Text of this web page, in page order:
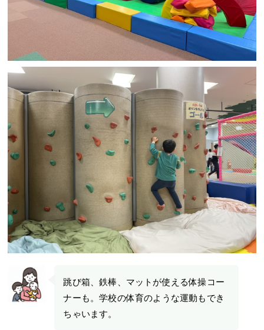
跳び箱、鉄棒、マットが使える体操コー
ナーも。学校の体育のような運動もでき
ちゃいます。